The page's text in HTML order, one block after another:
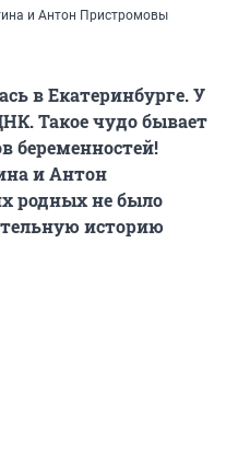
и Антон Пристромовы
в Екатеринбурге. У
Такое чудо бывает
беременностей!
и Антон
родных не было
историю